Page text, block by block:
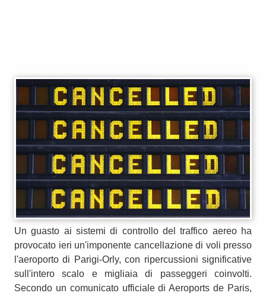
Un guasto ai sistemi di controllo del traffico aereo ha
provocato ieri un'imponente cancellazione di voli presso
l'aeroporto di Parigi-Orly, con ripercussioni significative
sull'intero scalo e migliaia di passeggeri coinvolti.
Secondo un comunicato ufficiale di Aeroports de Paris,